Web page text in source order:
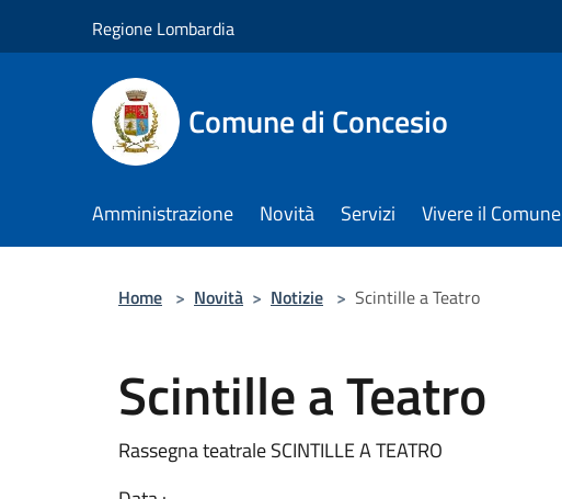
Regione Lombardia
Comune di Concesio
Amministrazione Novità Servizi Vivere il Comune
Home > Novità > Notizie > Scintille a Teatro
Scintille a Teatro
Rassegna teatrale SCINTILLE A TEATRO